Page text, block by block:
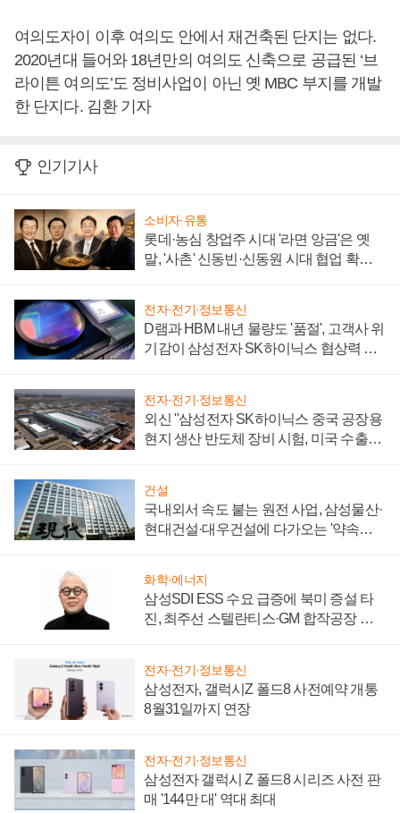
여의도자이 이후 여의도 안에서 재건축된 단지는 없다.
2020년대 들어와 18년만의 여의도 신축으로 공급된 ‘브
라이튼 여의도’도 정비사업이 아닌 옛 MBC 부지를 개발
한 단지다. 김환 기자
인기기사
소비자·유통
롯데·농심 창업주 시대 '라면 앙금'은 옛
말, '사촌' 신동빈·신동원 시대 협업 확대
전자·전기·정보통신
D램과 HBM 내년 물량도 '품절', 고객사 위
기감이 삼성전자 SK하이닉스 협상력 더
전자·전기·정보통신
외신 "삼성전자 SK하이닉스 중국 공장용
현지 생산 반도체 장비 시험, 미국 수출통
건설
국내외서 속도 붙는 원전 사업, 삼성물산·
현대건설·대우건설에 다가오는 '약속의
화학·에너지
삼성SDI ESS 수요 급증에 북미 증설 타
진, 최주선 스텔란티스·GM 합작공장 건
전자·전기·정보통신
삼성전자, 갤럭시Z 폴드8 사전예약 개통
8월31일까지 연장
전자·전기·정보통신
삼성전자 갤럭시 Z 폴드8 시리즈 사전 판
매 '144만 대' 역대 최대